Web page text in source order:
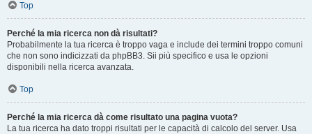
Top
Perché la mia ricerca non dà risultati?
Probabilmente la tua ricerca è troppo vaga e include dei termini troppo comuni
che non sono indicizzati da phpBB3. Sii più specifico e usa le opzioni
disponibili nella ricerca avanzata.
Top
Perché la mia ricerca dà come risultato una pagina vuota?
La tua ricerca ha dato troppi risultati per le capacità di calcolo del server. Usa